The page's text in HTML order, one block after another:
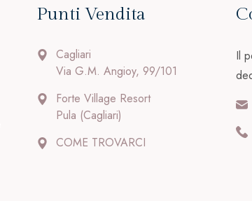
Punti Vendita
Cagliari
Via G.M. Angioy, 99/101
Forte Village Resort
Pula (Cagliari)
COME TROVARCI
Il